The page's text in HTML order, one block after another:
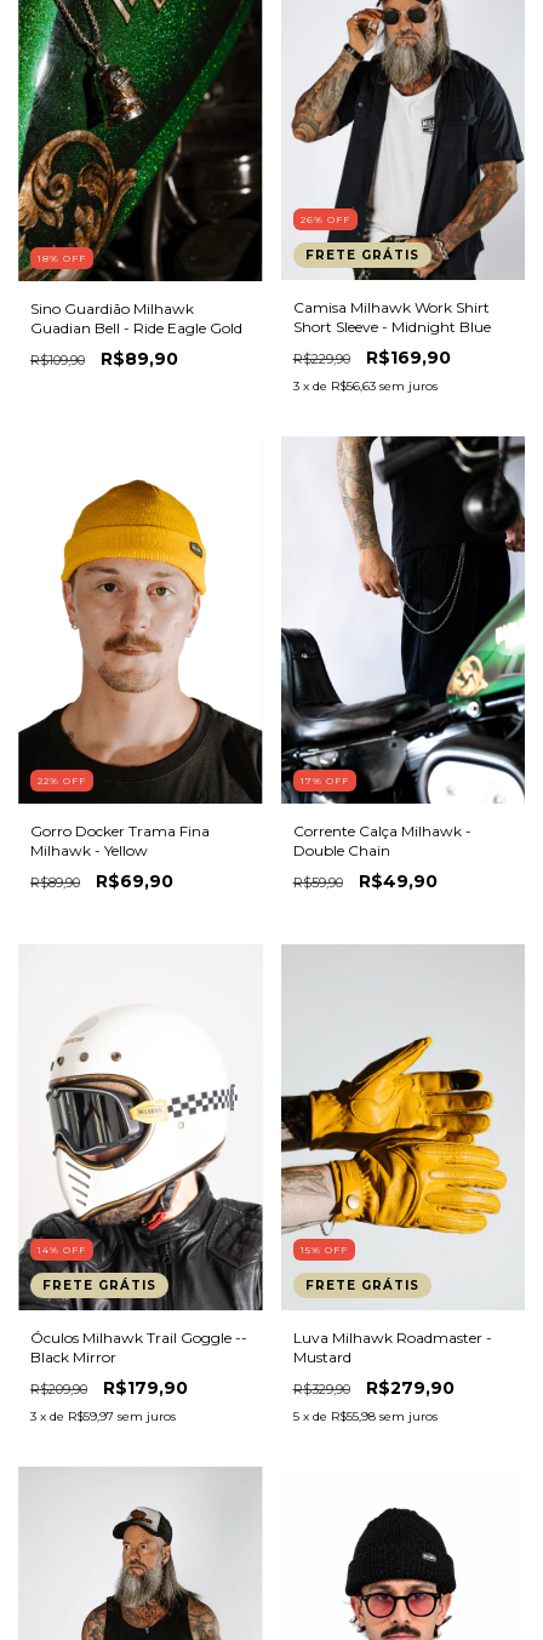
18% OFF
Sino Guardião Milhawk
Guadian Bell - Ride Eagle Gold
R$109,90 R$89,90
26% OFF
FRETE GRÁTIS
Camisa Milhawk Work Shirt
Short Sleeve - Midnight Blue
R$229,90 R$169,90
3 x de R$56,63 sem juros
22% OFF
Gorro Docker Trama Fina
Milhawk - Yellow
R$89,90 R$69,90
17% OFF
Corrente Calça Milhawk -
Double Chain
R$59,90 R$49,90
14% OFF
FRETE GRÁTIS
Óculos Milhawk Trail Goggle --
Black Mirror
R$209,90 R$179,90
3 x de R$59,97 sem juros
15% OFF
FRETE GRÁTIS
Luva Milhawk Roadmaster -
Mustard
R$329,90 R$279,90
5 x de R$55,98 sem juros